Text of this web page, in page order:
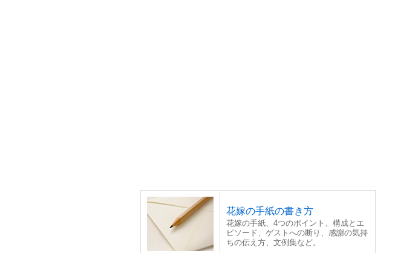
花嫁の手紙の書き方
花嫁の手紙、4つのポイント、構成とエ
ピソード、ゲストへの断り、感謝の気持
ちの伝え方、文例集など。